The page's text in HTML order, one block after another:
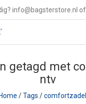
info@bagsterstore.nl
getagd met
ntv
/Tags /